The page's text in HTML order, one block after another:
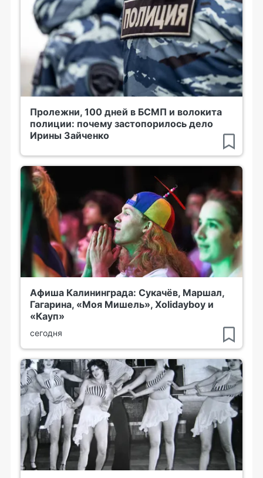
Пролежни, 100 дней в БСМП и волокита
полиции: почему застопорилось дело
Ирины Зайченко
Афиша Калининграда: Сукачёв, Маршал,
Гагарина, «Моя Мишель», Xolidayboy и
«Кауп»
сегодня